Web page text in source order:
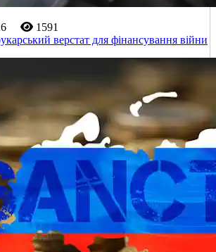
1591
верстат для фінансування війни